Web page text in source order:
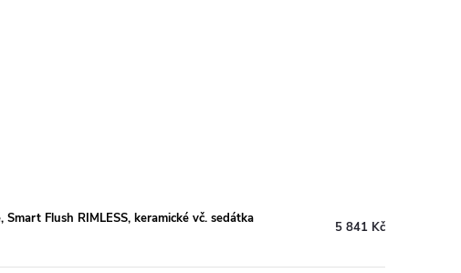
Flush RIMLESS, keramické vč. sedátka
5 841 Kč